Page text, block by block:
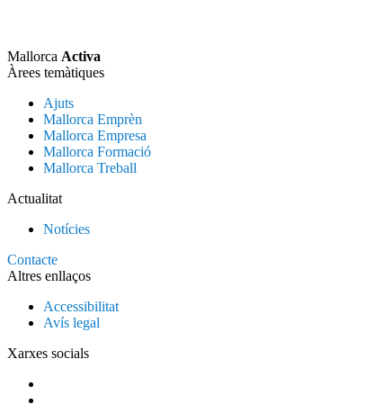
Mallorca Activa
Àrees temàtiques
Ajuts
Mallorca Emprèn
Mallorca Empresa
Mallorca Formació
Mallorca Treball
Actualitat
Notícies
Contacte
Altres enllaços
Accessibilitat
Avís legal
Xarxes socials